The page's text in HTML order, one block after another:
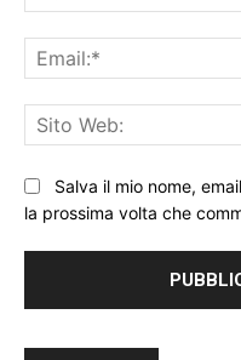
Salva il mio nome,
la prossima volta che